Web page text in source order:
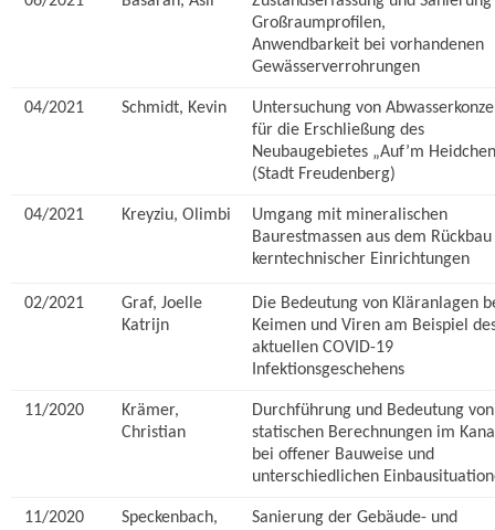
Großraumprofilen,
Anwendbarkeit bei vorhandenen
Gewässerverrohrungen
04/2021 Schmidt, Kevin
Untersuchung von
für die Erschließung des
Neubaugebietes „Auf’m
(Stadt Freudenberg)
04/2021 Kreyziu, Olimbi
Umgang mit mineralischen
Baurestmassen aus dem Rückbau
kerntechnischer Einrichtungen
02/2021
Graf, Joelle
Katrijn
Die Bedeutung von Kläranlagen
Keimen und Viren am Beispiel
aktuellen COVID-19
Infektionsgeschehens
11/2020
Krämer,
Christian
Durchführung und Bedeutung von
statischen Berechnungen im
bei offener Bauweise und
unterschiedlichen
11/2020
Speckenbach,
Sanierung der Gebäude- und